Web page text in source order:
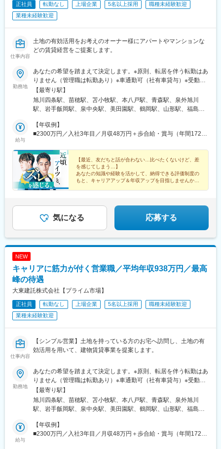
干駅、新大宮駅、大和八木駅、和歌山駅、眉山ロープウェイ山麓
駅、三条駅(香川県)、松山駅(愛媛県)、桟橋通二丁目駅、備前西市
駅、岡山駅、倉敷駅、鳥取駅、松江駅、東福山駅、松永駅、東広
駅、西黒崎駅、吉塚駅、古賀駅、橋本駅(福岡県)、春日原駅、御井
駅、佐賀駅、大橋駅(長崎県)、中佐世保駅、大分駅、西里駅、平成
船駅、大師橋駅、伊勢佐木長者町駅、南林間駅、長沼駅(静岡県)、
浄心駅、成岩駅、三柿野駅、中川原駅、宮之阪駅、上牧駅(大阪
府)、田中口駅、大手町駅(愛媛県)、桟橋通三丁目駅、岡山駅前
駅、倉敷市駅、比治山橋駅、横川一丁目駅、熊西駅、佐世保中央
駅、郡元駅(鹿児島市電)、黄金町駅、古庄駅、島本駅、ＪＲ松山駅
前駅、桟橋通一丁目駅、皆実町二丁目駅、横川駅、黒崎駅前駅、
佐世保駅、郡元・南駅
正社員 転勤なし 上場企業 5名以上採用
職種未経験歓迎
業種未経験歓迎
仕事内容
土地の有効活用をお考えのオーナー様にアパートやマンションな
どの賃貸経営をご提案します。
勤務地
あなたの希望を踏まえて決定します。※原則、転居を伴う転勤はあ
りません（管理職は転勤あり）※車通勤可（社有車貸与）※受動喫
煙対策あり※支店ごと常に募集人数の変動があります。配属希望支
店の空き状況は、ご応募時にご確認ください【本社】東京都港区
港南2-16-1 品川イーストワンタワー21～24階（各線「品川駅」
活事情に配慮して働きやすい環境づくりを進めています。
【最寄り駅】
旭川四条駅、苗穂駅、苫小牧駅、本八戸駅、青森駅、泉外旭川
駅、岩手飯岡駅、泉中央駅、美田園駅、鶴岡駅、山形駅、福島駅
松本駅、不二越駅、金沢駅、新福井駅、江曽島駅、小山駅、太田
駅(群馬県)、前橋大島駅、高崎駅、新白岡駅、上熊谷駅、北上尾
木駅、東所沢駅、春日部駅、越谷駅、三郷中央駅、水戸駅、つく
ば駅、守谷駅、柏の葉キャンパス駅、公津の杜駅、県庁前駅(千葉
県)、上総村上駅、八千代緑が丘駅、東松戸駅、西船橋駅、三鷹
駅、恋ケ窪駅、武蔵砂川駅、甲州街道駅、河辺駅、北八王子駅、
町田駅、相模原駅、百合ケ丘駅、津田山駅、東門前駅、仲町台
奈川県)、六会日大前駅、社家駅、宮山駅、富水駅、常永駅、御殿
場駅、三島広小路駅、富士根駅、清水駅(静岡県)、東静岡駅、藤枝
駅、高塚駅、自動車学校前駅、船町駅、豊川駅、岡崎駅、亀島
田駅(滋賀県)、福知山駅、桂駅、東野駅(京都府)、伏見駅(京都
府)、藤阪駅、星ケ丘駅(大阪府)、池田駅(大阪府)、門真南駅、水無
瀬駅、ＪＲ総持寺駅、荒本駅、河内天美駅、深井駅、泉佐野駅、
尼崎駅(阪神線)、打出駅、西明石駅、別府駅(兵庫県)、手柄駅、網
干駅、新大宮駅、大和八木駅、和歌山駅、眉山ロープウェイ山麓
駅、三条駅(香川県)、松山駅(愛媛県)、桟橋通二丁目駅、備前西市
駅、岡山駅、倉敷駅、鳥取駅、松江駅、東福山駅、松永駅、東広
駅、西黒崎駅、吉塚駅、古賀駅、橋本駅(福岡県)、春日原駅、御井
駅、佐賀駅、大橋駅(長崎県)、中佐世保駅、大分駅、西里駅、平成
船駅、大師橋駅、伊勢佐木長者町駅、南林間駅、長沼駅(静岡県)、
浄心駅、成岩駅、三柿野駅、中川原駅、宮之阪駅、上牧駅(大阪
府)、田中口駅、大手町駅(愛媛県)、桟橋通三丁目駅、岡山駅前
駅、倉敷市駅、比治山橋駅、横川一丁目駅、熊西駅、佐世保中央
駅、郡元駅(鹿児島市電)、黄金町駅、古庄駅、島本駅、ＪＲ松山駅
前駅、桟橋通一丁目駅、皆実町二丁目駅、横川駅、黒崎駅前駅、
佐世保駅、郡元・南駅
給与
【年収例】
■2300万円／入社3年目／月収48万円＋歩合給・賞与（年間1724
【最近、友だちと話が合わない…比べたくないけど、差
を感じてしまう…】
あなたの知識や経験を活かして、納得できる評価制度の
もと、キャリアアップ＆年収アップを目指しませんか？
気になる 応募する
NEW
キャリアに筋力が付く営業職／平均年収938万円／最高
峰の待遇
大東建託株式会社【プライム市場】
正社員 転勤なし 上場企業 5名以上採用
職種未経験歓迎
業種未経験歓迎
仕事内容
【シンプル営業】土地を持っている方のお宅へ訪問し、土地の有
効活用を用いて、建物賃貸事業を提案します。
勤務地
あなたの希望を踏まえて決定します。※原則、転居を伴う転勤はあ
りません（管理職は転勤あり）※車通勤可（社有車貸与）※受動喫
煙対策あり※支店ごと常に募集人数の変動があります。配属希望支
店の空き状況は、ご応募時にご確認ください【本社】東京都港区
港南2-16-1 品川イーストワンタワー21～24階（各線「品川駅」
活事情に配慮して働きやすい環境づくりを進めています。
【最寄り駅】
旭川四条駅、苗穂駅、苫小牧駅、本八戸駅、青森駅、泉外旭川
駅、岩手飯岡駅、泉中央駅、美田園駅、鶴岡駅、山形駅、福島駅
松本駅、不二越駅、金沢駅、新福井駅、江曽島駅、小山駅、太田
駅(群馬県)、前橋大島駅、高崎駅、新白岡駅、上熊谷駅、北上尾
給与
【年収例】
■2300万円／入社3年目／月収48万円＋歩合給・賞与（年間1724